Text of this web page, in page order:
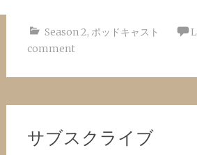
Season 2, ポッドキャスト
comment
サブスクライブ